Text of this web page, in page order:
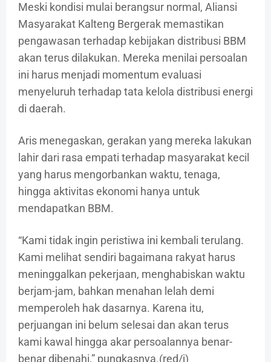
Meski kondisi mulai berangsur normal, Aliansi
Masyarakat Kalteng Bergerak memastikan
pengawasan terhadap kebijakan distribusi BBM
akan terus dilakukan. Mereka menilai persoalan
ini harus menjadi momentum evaluasi
menyeluruh terhadap tata kelola distribusi energi
di daerah.
Aris menegaskan, gerakan yang mereka lakukan
lahir dari rasa empati terhadap masyarakat kecil
yang harus mengorbankan waktu, tenaga,
hingga aktivitas ekonomi hanya untuk
mendapatkan BBM.
“Kami tidak ingin peristiwa ini kembali terulang.
Kami melihat sendiri bagaimana rakyat harus
meninggalkan pekerjaan, menghabiskan waktu
berjam-jam, bahkan menahan lelah demi
memperoleh hak dasarnya. Karena itu,
perjuangan ini belum selesai dan akan terus
kami kawal hingga akar persoalannya benar-
benar dibenahi,” pungkasnya.(red/j)